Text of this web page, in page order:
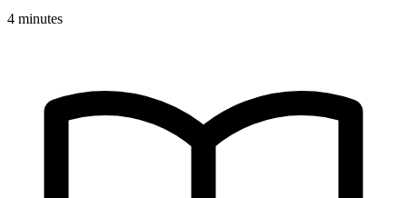
4 minutes